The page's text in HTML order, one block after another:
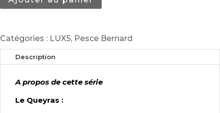
Catégories : LUX5, Pesce Bernard
Description
A propos de cette série
Le Queyras :